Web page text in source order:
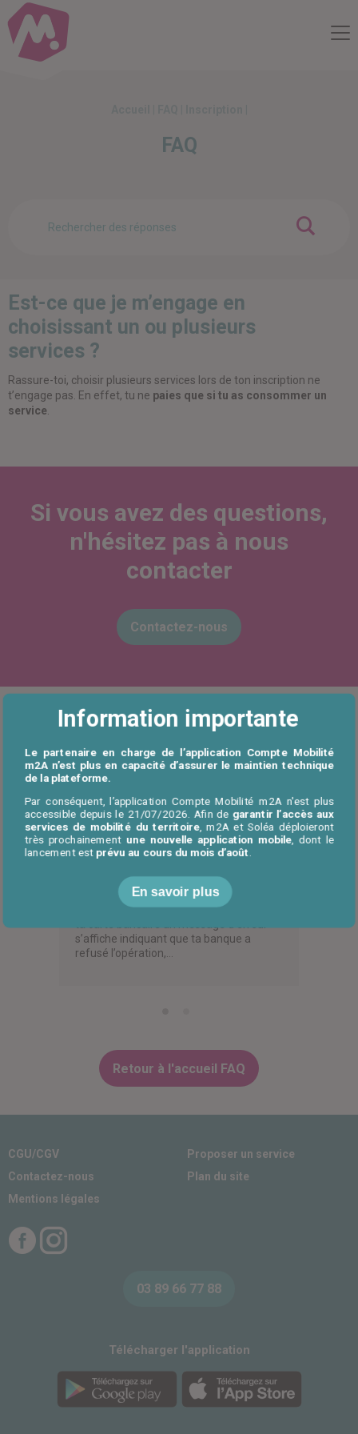
Compte Mobilité
FAQ
Est-ce que je m’engage en
choisissant un ou plusieurs
services ?
Rassure-toi, choisir plusieurs services lors de ton inscription ne
t’engage pas. En effet, tu ne paies que si tu as consommer un
service
Si vous avez des questions,
n'hésitez pas à nous
contacter
Contactez-nous
Questions similaires
Sur ce sujet, trouvez également :
un
Quelles sont les
cartes bancaires
valables ?
Toutes les cartes bancaires de crédit.
Attention, si lors de l’enregistrement de
s’affiche indiquant que ta banque a
refusé l’opération,…
Retour à l'accueil FAQ
CGU/CGV
Contactez-nous
Mentions légales
Proposer un service
Plan du site
03 89 66 77 88
Télécharger l'application
En savoir plus
Le partenaire en charge de l’application Compte Mobilité
m2A n’est plus en capacité d’assurer le maintien technique
de la plateforme.
Par conséquent, l’application Compte Mobilité m2A n'est plus
accessible depuis le 21/07/2026. Afin de garantir l’accès aux
services de mobilité du territoire, m2A et Soléa déploieront
très prochainement une nouvelle application mobile , dont le
lancement estprévu au cours du mois d’août
Information importante